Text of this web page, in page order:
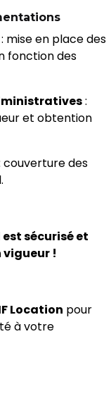
: mise en place des
fonction des
:
et obtention
couverture des
sécurisé et
!
Location pour
à votre